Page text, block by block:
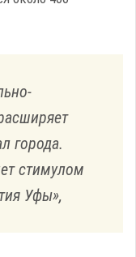
города.
стимулом
Уфы»,